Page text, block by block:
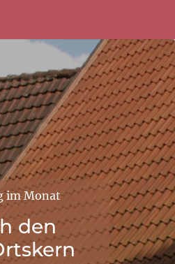
im Monat
den